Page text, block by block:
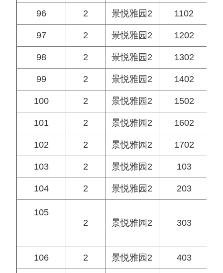
96 2 景悦雅园2 1102
97 2 景悦雅园2 1202
98 2 景悦雅园2 1302
99 2 景悦雅园2 1402
100 2 景悦雅园2 1502
101 2 景悦雅园2 1602
102 2 景悦雅园2 1702
103 2 景悦雅园2 103
104 2 景悦雅园2 203
105
2
景悦雅园2 303
106 2 景悦雅园2 403